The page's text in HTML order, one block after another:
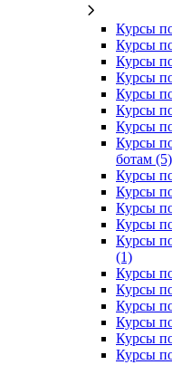
Курсы
Курсы
Курсы
Курсы
Курсы
Курсы
Курсы
Курсы
ботам (5)
Курсы
Курсы
Курсы
Курсы
Курсы
(1)
Курсы
Курсы
Курсы
Курсы
Курсы
Курсы